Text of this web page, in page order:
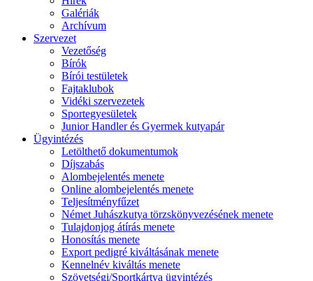
Galériák
Archívum
Szervezet
Vezetőség
Bírók
Bírói testületek
Fajtaklubok
Vidéki szervezetek
Sportegyesületek
Junior Handler és Gyermek kutyapár
Ügyintézés
Letölthető dokumentumok
Díjszabás
Alombejelentés menete
Online alombejelentés menete
Teljesítményfűzet
Német Juhászkutya törzskönyvezésének menete
Tulajdonjog átírás menete
Honosítás menete
Export pedigré kiváltásának menete
Kennelnév kiváltás menete
Szövetségi/Sportkártya ügyintézés